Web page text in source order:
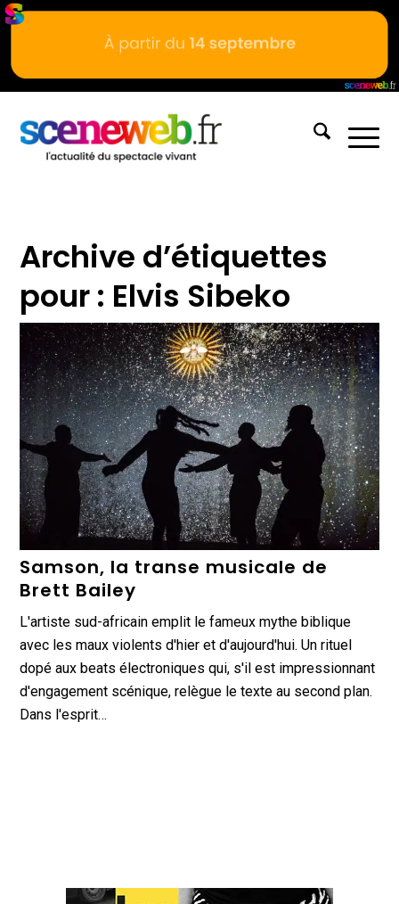
Archive d’étiquettes
pour : Elvis Sibeko
Samson, la transe musicale de
Brett Bailey
L'artiste sud-africain emplit le fameux mythe biblique
avec les maux violents d'hier et d'aujourd'hui. Un rituel
dopé aux beats électroniques qui, s'il est impressionnant
d'engagement scénique, relègue le texte au second plan.
Dans l'esprit…